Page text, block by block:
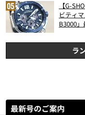
【G-
ビティ
B3000
ラ
最新号のご案内